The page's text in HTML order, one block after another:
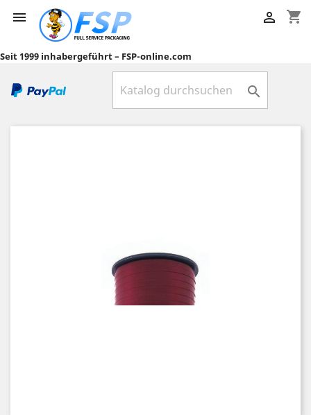
 shopping_cart

Seit 1999 inhabergeführt – FSP-online.com
